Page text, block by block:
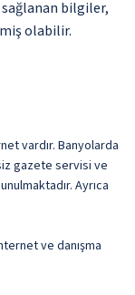
sağlanan bilgiler,
olabilir.
vardır. Banyolarda
gazete servisi ve
Ayrıca
ve danışma